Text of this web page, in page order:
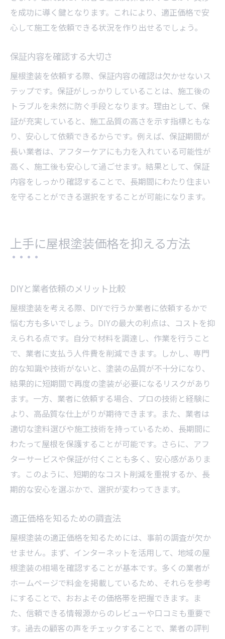
を成功に導く鍵となります。これにより、適正価格で安
心して施工を依頼できる状況を作り出せるでしょう。
保証内容を確認する大切さ
屋根塗装を依頼する際、保証内容の確認は欠かせないス
テップです。保証がしっかりしていることは、施工後の
トラブルを未然に防ぐ手段となります。理由として、保
証が充実していると、施工品質の高さを示す指標ともな
り、安心して依頼できるからです。例えば、保証期間が
長い業者は、アフターケアにも力を入れている可能性が
高く、施工後も安心して過ごせます。結果として、保証
内容をしっかり確認することで、長期間にわたり住まい
を守ることができる選択をすることが可能になります。
上手に屋根塗装価格を抑える方法
DIYと業者依頼のメリット比較
屋根塗装を考える際、DIYで行うか業者に依頼するかで
悩む方も多いでしょう。DIYの最大の利点は、コストを抑
えられる点です。自分で材料を調達し、作業を行うこと
で、業者に支払う人件費を削減できます。しかし、専門
的な知識や技術がないと、塗装の品質が不十分になり、
結果的に短期間で再度の塗装が必要になるリスクがあり
ます。一方、業者に依頼する場合、プロの技術と経験に
より、高品質な仕上がりが期待できます。また、業者は
適切な塗料選びや施工技術を持っているため、長期間に
わたって屋根を保護することが可能です。さらに、アフ
ターサービスや保証が付くことも多く、安心感がありま
す。このように、短期的なコスト削減を重視するか、長
期的な安心を選ぶかで、選択が変わってきます。
適正価格を知るための調査法
屋根塗装の適正価格を知るためには、事前の調査が欠か
せません。まず、インターネットを活用して、地域の屋
根塗装の相場を確認することが基本です。多くの業者が
ホームページで料金を掲載しているため、それらを参考
にすることで、おおよその価格帯を把握できます。ま
た、信頼できる情報源からのレビューや口コミも重要で
す。過去の顧客の声をチェックすることで、業者の評判